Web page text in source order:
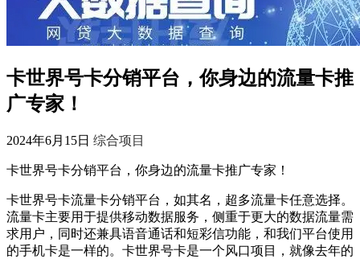
卡世界号卡分销平台，你身边的流量卡推
广专家！
2024年6月15日 综合项目
卡世界号卡分销平台，你身边的流量卡推广专家！
卡世界号卡流量卡分销平台，如其名，超多流量卡任意选择。
流量卡主要用于提供移动数据服务，侧重于更大的数据流量需
求用户，同时还兼具语音通话和短彩信功能，和我们平台使用
的手机卡是一样的。卡世界号卡是一个风口项目，就像去年的